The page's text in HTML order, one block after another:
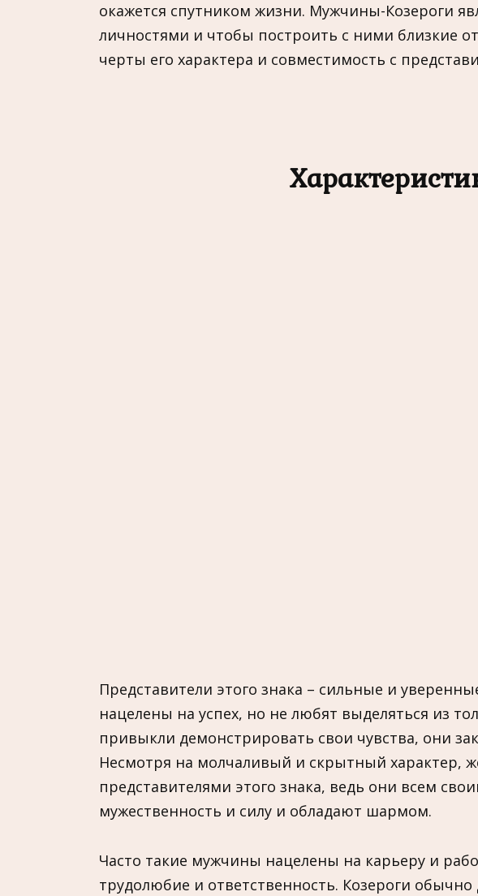
окажется спутником жизни. Мужчины-Козероги
личностями и чтобы построить с ними близкие
черты его характера и совместимость с
Представители этого знака – сильные и
нацелены на успех, но не любят выделяться из
привыкли демонстрировать свои чувства, они
Несмотря на молчаливый и скрытный характер,
представителями этого знака, ведь они всем
мужественность и силу и обладают шармом.
Часто такие мужчины нацелены на карьеру и
трудолюбие и ответственность. Козероги